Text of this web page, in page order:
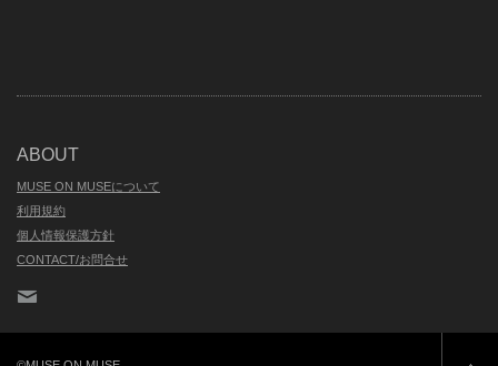
ABOUT
MUSE ON MUSEについて
利用規約
個人情報保護方針
CONTACT/お問合せ